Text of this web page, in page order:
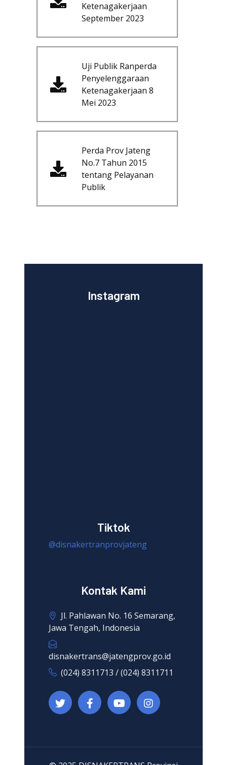
Ketenagakerjaan
September 2023
Uji Publik Ranperda
Penyelenggaraan
Ketenagakerjaan 8
Mei 2023
Perda Prov Jateng
No.7 Tahun 2015
tentang Pelayanan
Publik
Instagram
Tiktok
@disnakertranprovjateng
Kontak Kami
Jl. Pahlawan No. 16 Semarang,
Jawa Tengah, Indonesia
disnakertrans@jatengprov.go.id
(024) 8311713 / (024) 8311711